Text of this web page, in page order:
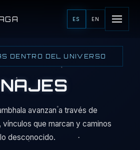
ES EN
DENTRO DEL UNIVERSO
avanzan a través de
que marcan y caminos
desconocido.